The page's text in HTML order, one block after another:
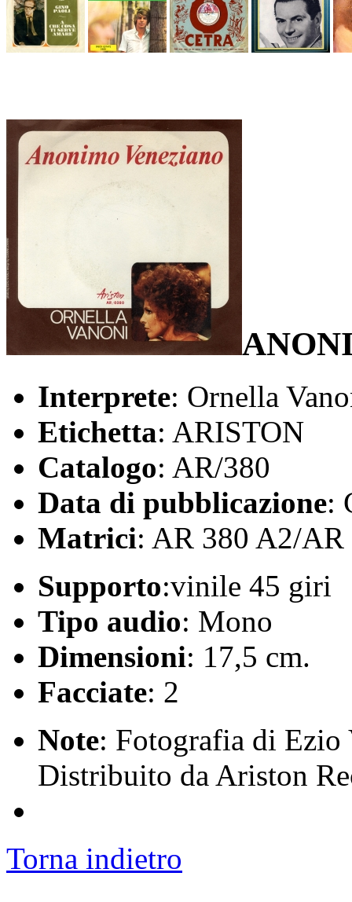
Interprete: Ornella
Etichetta: ARISTON
Catalogo: AR/380
Data di pubblicazione:
Matrici: AR 380 A2/AR
Supporto:vinile 45 giri
Tipo audio: Mono
Dimensioni: 17,5 cm.
Facciate: 2
Note: Fotografia di
Distribuito da Ariston
Torna indietro